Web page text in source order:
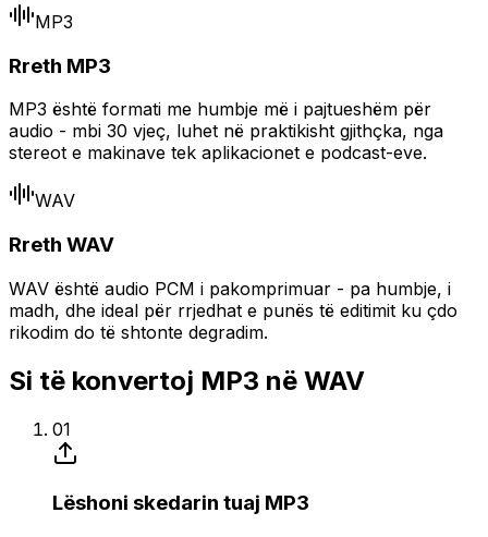
MP3
Rreth MP3
MP3 është formati me humbje më i pajtueshëm për
audio - mbi 30 vjeç, luhet në praktikisht gjithçka, nga
stereot e makinave tek aplikacionet e podcast-eve.
WAV
Rreth WAV
WAV është audio PCM i pakomprimuar - pa humbje, i
madh, dhe ideal për rrjedhat e punës të editimit ku çdo
rikodim do të shtonte degradim.
Si të konvertoj MP3 në WAV
01
Lëshoni skedarin tuaj MP3